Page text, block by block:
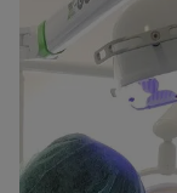
Comunicación